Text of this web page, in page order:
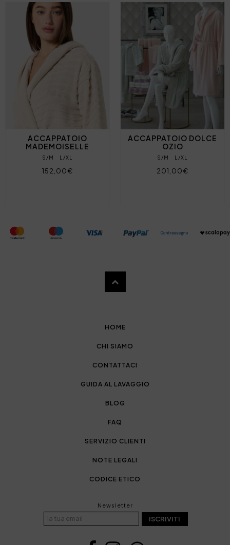
ACCAPPATOIO
MADEMOISELLE
S/M L/XL
152,00€
ACCAPPATOIO DOLCE
OZIO
S/M L/XL
201,00€
HOME
CHI SIAMO
CONTATTACI
GUIDA AL LAVAGGIO
BLOG
FAQ
SERVIZIO CLIENTI
NOTE LEGALI
CODICE ETICO
Newsletter
ISCRIVITI